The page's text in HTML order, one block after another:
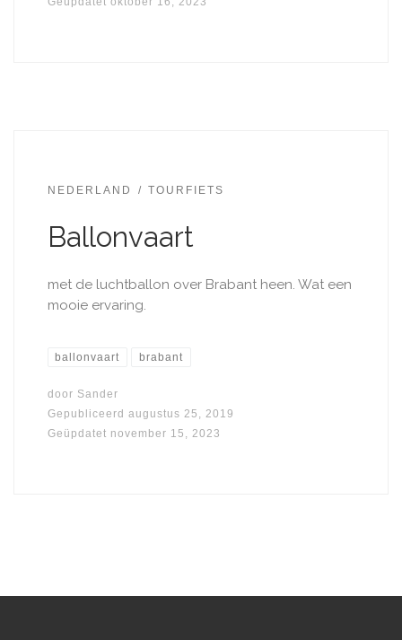
NEDERLAND TOURFIETS
Ballonvaart
met de luchtballon over Brabant heen. Wat een
mooie ervaring.
ballonvaart brabant
door Sander
Gepubliceerd augustus 25, 2019
Geüpdatet november 15, 2023